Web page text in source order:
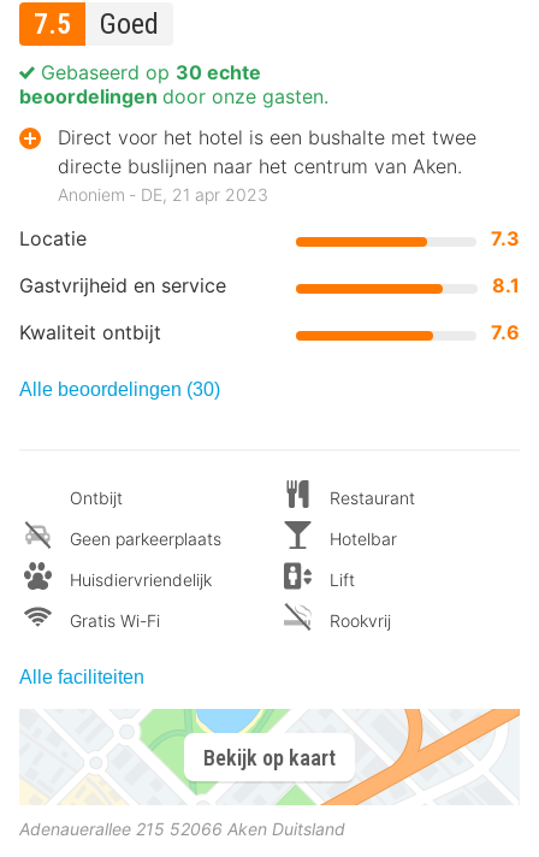
7.5 Goed
Locatie
7.3
Gastvrijheid en service
8.1
Kwaliteit ontbijt
7.6
Gebaseerd op 30 echte
beoordelingen door onze gasten.
Direct voor het hotel is een bushalte met twee
directe buslijnen naar het centrum van Aken.
Anoniem ‐ DE, 21 apr 2023
Alle beoordelingen (30)
Ontbijt
Geen parkeerplaats
Huisdiervriendelijk
Gratis Wi-Fi
Restaurant
Hotelbar
Lift
Rookvrij
Alle faciliteiten
Bekijk op kaart
Adenauerallee 215 52066 Aken Duitsland